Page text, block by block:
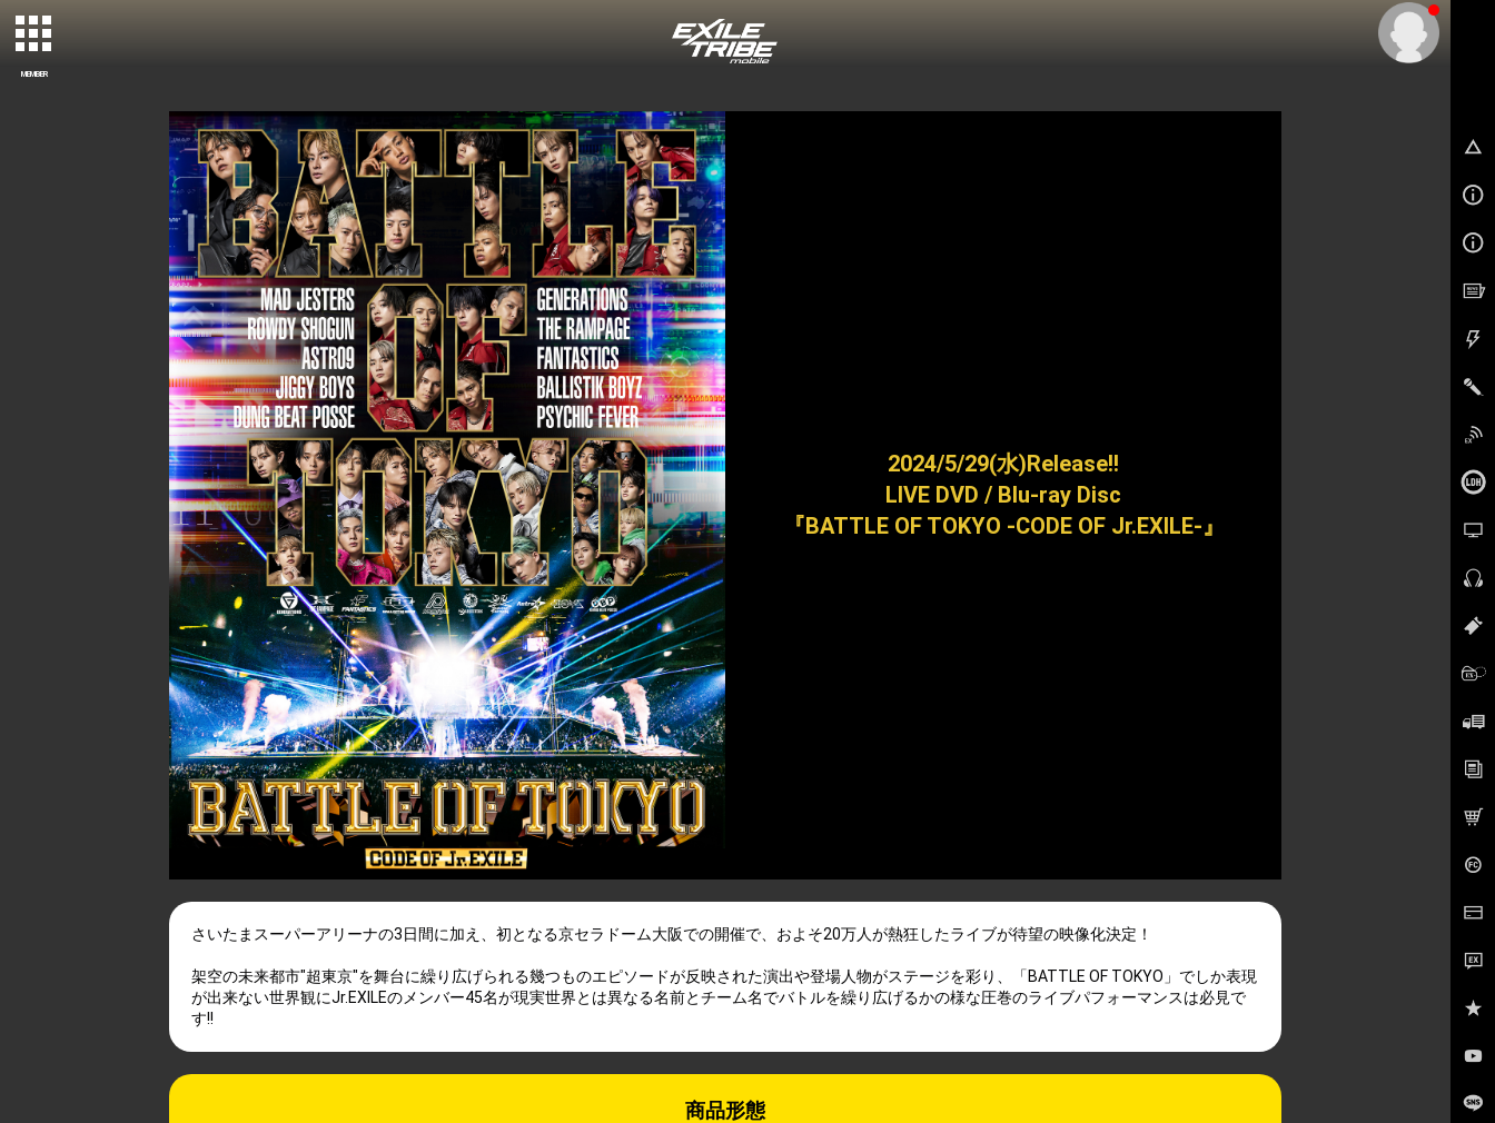
MEMBER
2024/5/29(水)Release!!
LIVE DVD / Blu-ray Disc
『BATTLE OF TOKYO -CODE OF Jr.EXILE-』
さいたまスーパーアリーナの3日間に加え、初となる京セラドーム大阪での開催で、およそ20万人が熱狂したライブが待望の映像化決定！
架空の未来都市"超東京"を舞台に繰り広げられる幾つものエピソードが反映された演出や登場人物がステージを彩り、「BATTLE OF TOKYO」でしか表現
が出来ない世界観にJr.EXILEのメンバー45名が現実世界とは異なる名前とチーム名でバトルを繰り広げるかの様な圧巻のライブパフォーマンスは必見で
す!!
商品形態